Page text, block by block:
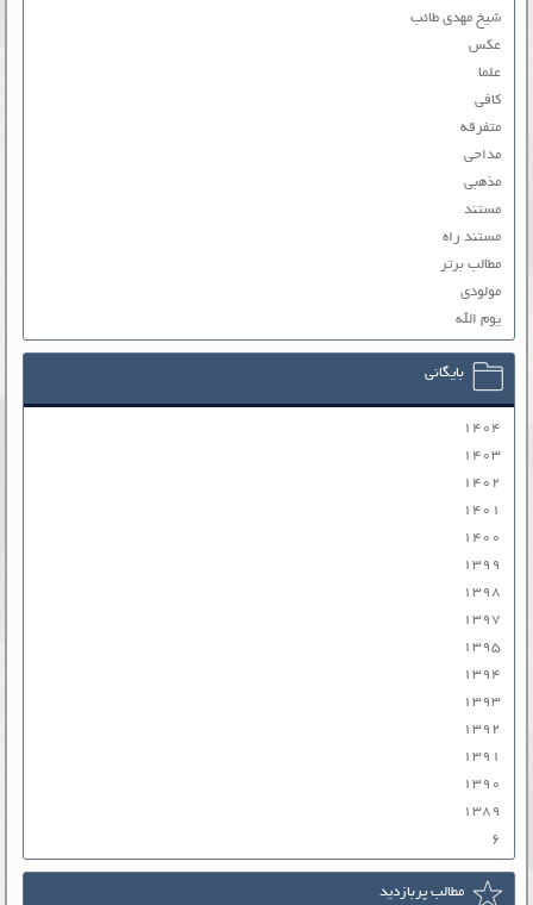
شیخ مهدی طائب
عکس
علما
کافی
متفرقه
مداحی
مذهبی
مستند
مستند راه
مطالب برتر
مولودی
یوم الله
بایگانی
۱۴۰۴
۱۴۰۳
۱۴۰۲
۱۴۰۱
۱۴۰۰
۱۳۹۹
۱۳۹۸
۱۳۹۷
۱۳۹۵
۱۳۹۴
۱۳۹۳
۱۳۹۲
۱۳۹۱
۱۳۹۰
۱۳۸۹
۶
مطالب پربازدید